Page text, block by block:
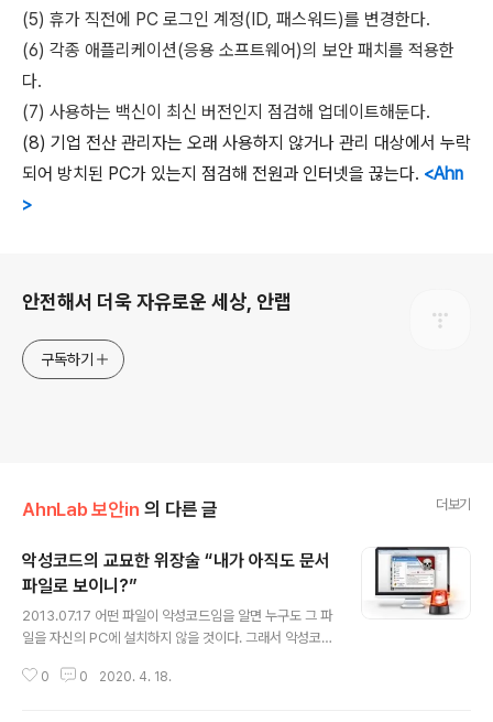
(5) 휴가 직전에 PC 로그인 계정(ID, 패스워드)를 변경한다.
(6) 각종 애플리케이션(응용 소프트웨어)의 보안 패치를 적용한
다.
(7) 사용하는 백신이 최신 버전인지 점검해 업데이트해둔다.
(8) 기업 전산 관리자는 오래 사용하지 않거나 관리 대상에서 누락
되어 방치된 PC가 있는지 점검해 전원과 인터넷을 끊는다. <Ahn
>
안전해서 더욱 자유로운 세상, 안랩
구독하기
AhnLab 보안in 의 다른 글 더보기
악성코드의 교묘한 위장술 “내가 아직도 문서
파일로 보이니?”
2013.07.17 어떤 파일이 악성코드임을 알면 누구도 그 파
일을 자신의 PC에 설치하지 않을 것이다. 그래서 악성코드
기 위해 자연스럽게 ‘위장’이라는 방법을 택하게 된다. 위장
0 0 2020. 4. 18.